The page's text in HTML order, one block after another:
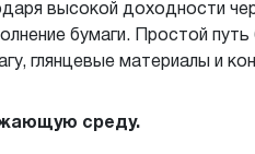
высокой доходности
бумаги. Простой
глянцевые материалы и
среду.